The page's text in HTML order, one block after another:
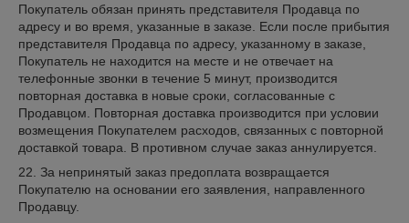
Покупатель обязан принять представителя Продавца по
адресу и во время, указанные в заказе. Если после прибытия
представителя Продавца по адресу, указанному в заказе,
Покупатель не находится на месте и не отвечает на
телефонные звонки в течение 5 минут, производится
повторная доставка в новые сроки, согласованные с
Продавцом. Повторная доставка производится при условии
возмещения Покупателем расходов, связанных с повторной
доставкой товара. В противном случае заказ аннулируется.
22. За непринятый заказ предоплата возвращается
Покупателю на основании его заявления, направленного
Продавцу.